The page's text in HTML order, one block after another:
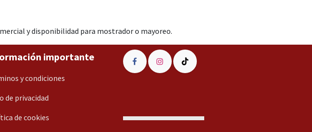
y disponibilidad para mostrador o mayoreo.
importante
y condiciones
de privacidad
de cookies